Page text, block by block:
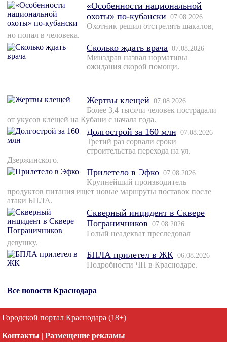
«Особенности национальной
охоты» по-кубански 07.08.2026
Охотник решил отстрелять шакалов,
но попал в человека.
Сколько ждать врача 07.08.2026
Минздрав назвал нормативы
ожидания скорой помощи.
Жертвы клещей 07.08.2026
Более 3,4 тысячи человек пострадали
от укусов клещей на Кубани с начала года.
Долгострой за 160 млн 07.08.2026
Третий раз сорвали сроки
строительства перехода на ул.
Дзержинского.
Прилетело в Эфко 07.08.2026
Крупнейший производитель
продуктов питания ищет новые маршруты поставок после
атаки БПЛА.
Скверный инцидент в Сквере
Пограничников 07.08.2026
Голый неадекват преследовал
девушку.
БПЛА прилетел в ЖК 06.08.2026
Подробности ЧП в Краснодаре.
Все новости Краснодара
Городской портал Краснодара (18+)
Контакты | Размещение рекламы